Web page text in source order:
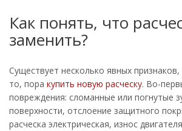
Как понять, что
заменить?
Существует несколько явных
то, пора купить новую расческу. Во-
повреждения: сломанные или погнутые
поверхности, отслоение защитного
расческа электрическая, износ